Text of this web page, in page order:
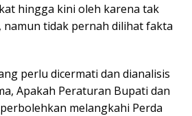
hingga kini oleh karena tak
tidak pernah dilihat fakta
perlu dicermati dan dianalisis
Apakah Peraturan Bupati dan
melangkahi Perda